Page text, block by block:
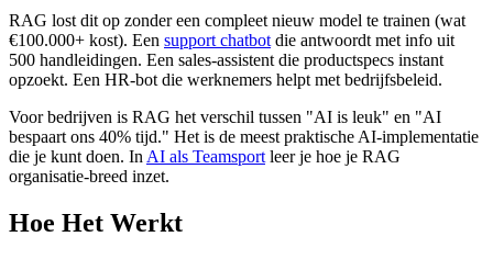
RAG lost dit op zonder een compleet nieuw model te trainen (wat
€100.000+ kost). Een support chatbot die antwoordt met info uit
500 handleidingen. Een sales-assistent die productspecs instant
opzoekt. Een HR-bot die werknemers helpt met bedrijfsbeleid.
Voor bedrijven is RAG het verschil tussen "AI is leuk" en "AI
bespaart ons 40% tijd." Het is de meest praktische AI-implementatie
die je kunt doen. In AI als Teamsport leer je hoe je RAG
organisatie-breed inzet.
Hoe Het Werkt